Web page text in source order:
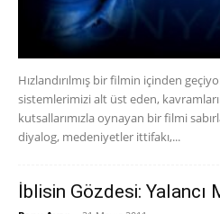
Hızlandırılmış bir filmin içinden
sistemlerimizi alt üst eden,
kutsallarımızla oynayan bir filmi
diyalog, medeniyetler ittifakı,...
İblisin Gözdesi: Yalancı